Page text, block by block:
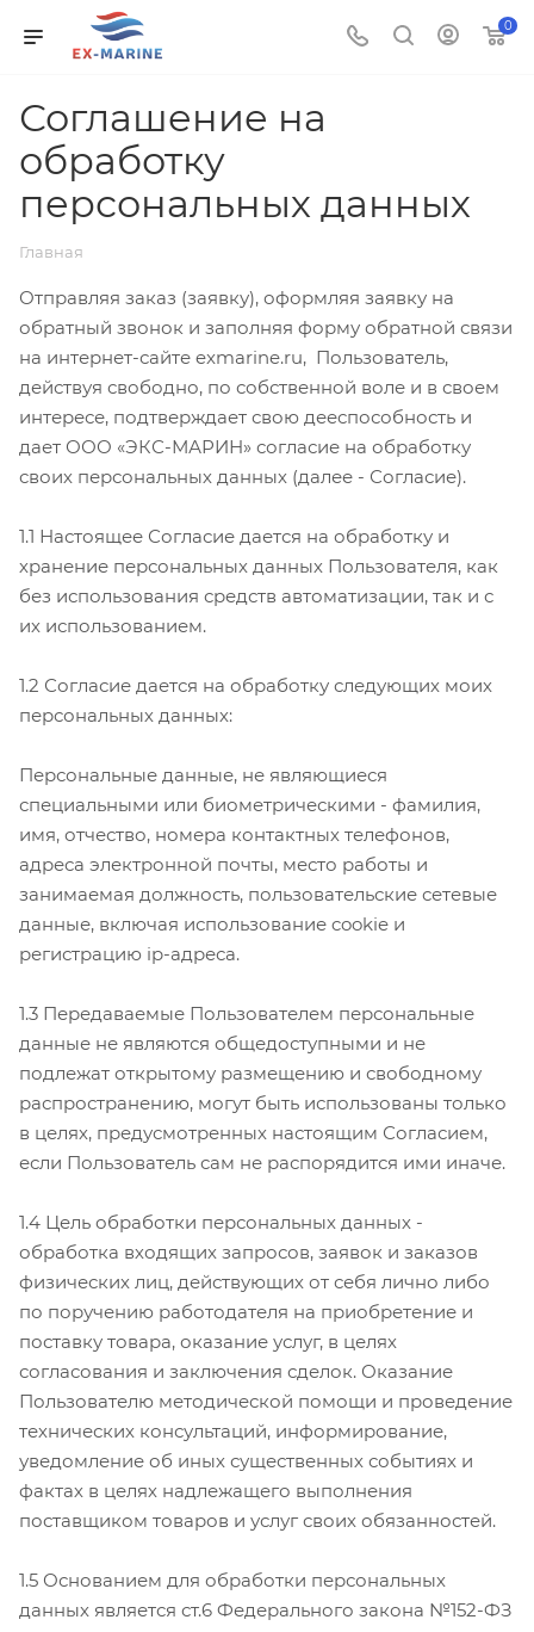
0
Соглашение на
обработку
персональных данных
Главная
Отправляя заказ (заявку), оформляя заявку на
обратный звонок и заполняя форму обратной связи
на интернет-сайте exmarine.ru, Пользователь,
действуя свободно, по собственной воле и в своем
интересе, подтверждает свою дееспособность и
дает ООО «ЭКС-МАРИН» согласие на обработку
своих персональных данных (далее - Согласие).
1.1 Настоящее Согласие дается на обработку и
хранение персональных данных Пользователя, как
без использования средств автоматизации, так и с
их использованием.
1.2 Согласие дается на обработку следующих моих
персональных данных:
Персональные данные, не являющиеся
специальными или биометрическими - фамилия,
имя, отчество, номера контактных телефонов,
адреса электронной почты, место работы и
занимаемая должность, пользовательские сетевые
данные, включая использование cookie и
регистрацию ip-адреса.
1.3 Передаваемые Пользователем персональные
данные не являются общедоступными и не
подлежат открытому размещению и свободному
распространению, могут быть использованы только
в целях, предусмотренных настоящим Согласием,
если Пользователь сам не распорядится ими иначе.
1.4 Цель обработки персональных данных -
обработка входящих запросов, заявок и заказов
физических лиц, действующих от себя лично либо
по поручению работодателя на приобретение и
поставку товара, оказание услуг, в целях
согласования и заключения сделок. Оказание
Пользователю методической помощи и проведение
технических консультаций, информирование,
уведомление об иных существенных событиях и
фактах в целях надлежащего выполнения
поставщиком товаров и услуг своих обязанностей.
1.5 Основанием для обработки персональных
данных является ст.6 Федерального закона №152-ФЗ